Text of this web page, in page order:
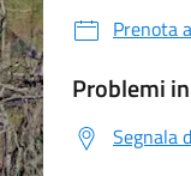
Prenota
Problemi
Segnala